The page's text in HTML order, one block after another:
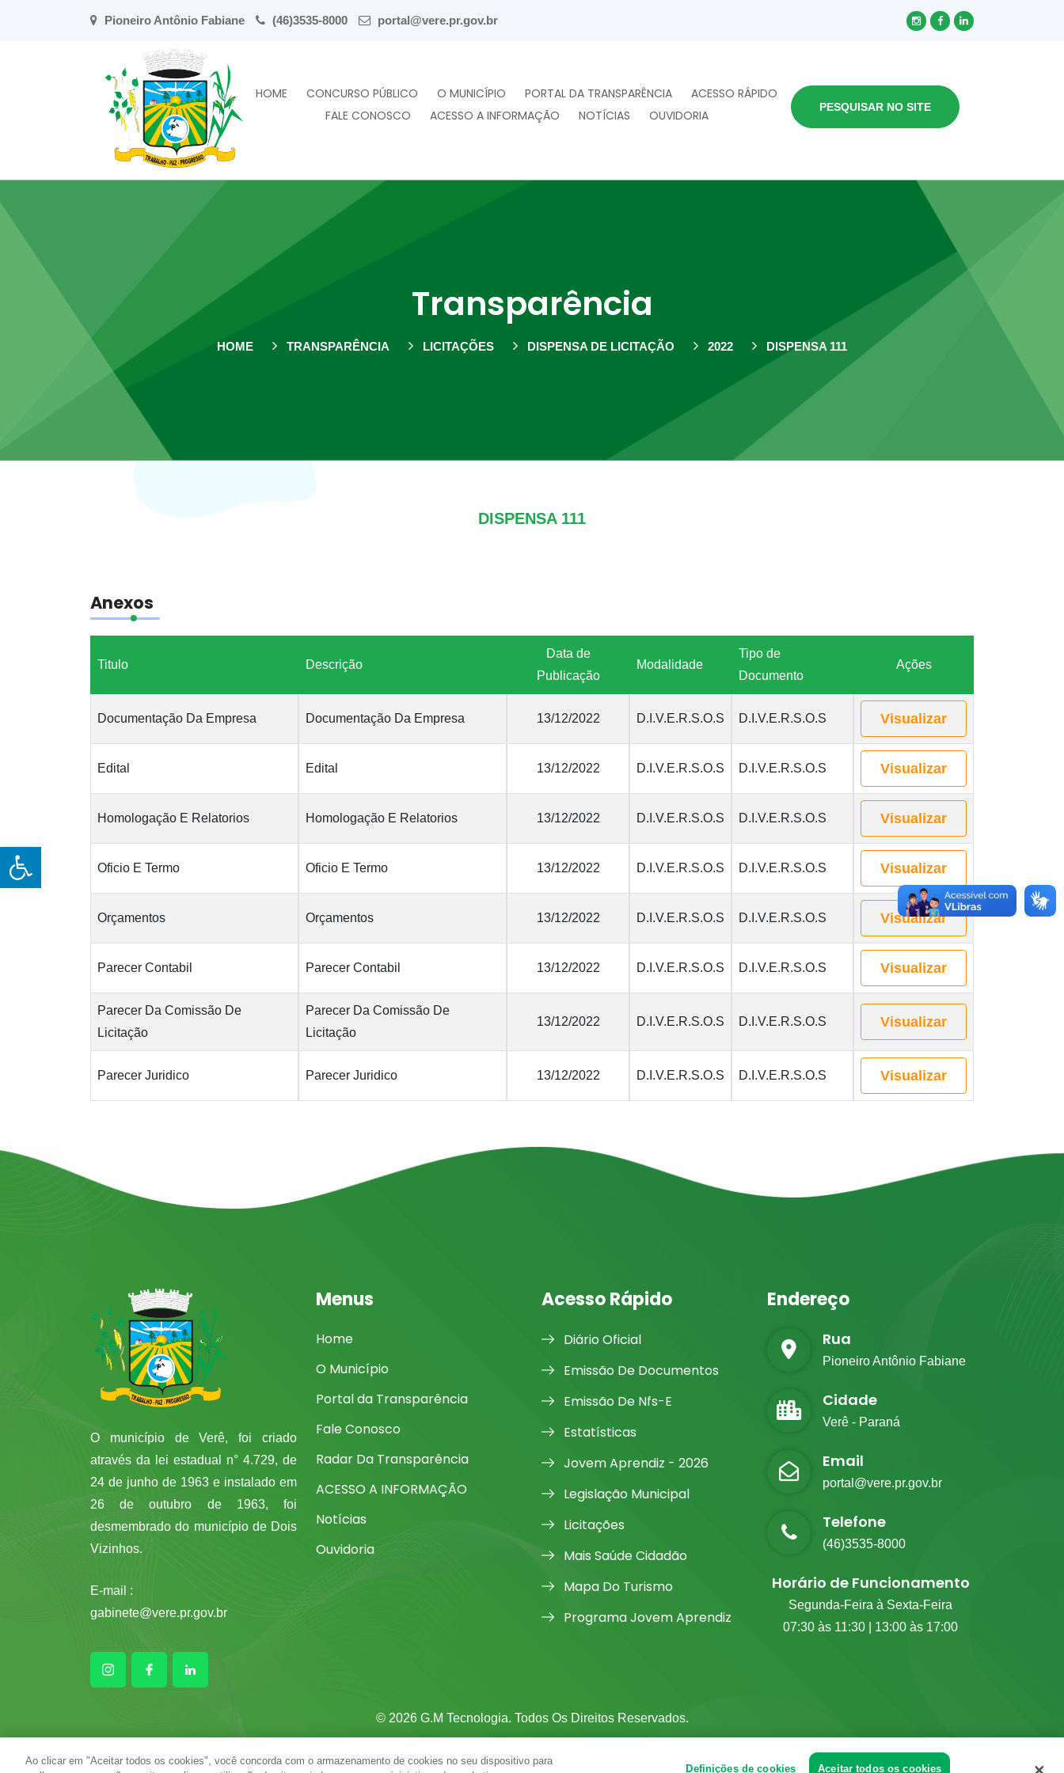
Open toolbar
Pioneiro Antônio Fabiane (46)3535-8000 portal@vere.pr.gov.br
HOME CONCURSO PÚBLICO O MUNICÍPIO PORTAL DA TRANSPARÊNCIA
ACESSO RÁPIDO
FALE CONOSCO
ACESSO A INFORMAÇÃO NOTÍCIAS OUVIDORIA
PESQUISAR NO SITE
Transparência
HOME TRANSPARÊNCIA LICITAÇÕES DISPENSA DE LICITAÇÃO 2022 DISPENSA 111
DISPENSA 111
Anexos
Titulo Descrição
Data de
Publicação
Modalidade
Tipo de
Documento
Ações
Documentação Da Empresa Documentação Da Empresa 13/12/2022 D.I.V.E.R.S.O.S D.I.V.E.R.S.O.S Visualizar
Edital Edital 13/12/2022 D.I.V.E.R.S.O.S D.I.V.E.R.S.O.S Visualizar
Homologação E Relatorios Homologação E Relatorios 13/12/2022 D.I.V.E.R.S.O.S D.I.V.E.R.S.O.S Visualizar
Oficio E Termo Oficio E Termo 13/12/2022 D.I.V.E.R.S.O.S D.I.V.E.R.S.O.S Visualizar
Orçamentos Orçamentos 13/12/2022 D.I.V.E.R.S.O.S D.I.V.E.R.S.O.S Visualizar
Parecer Contabil Parecer Contabil 13/12/2022 D.I.V.E.R.S.O.S D.I.V.E.R.S.O.S Visualizar
Parecer Da Comissão De
Licitação
Parecer Da Comissão De
Licitação
13/12/2022 D.I.V.E.R.S.O.S D.I.V.E.R.S.O.S Visualizar
Parecer Juridico Parecer Juridico 13/12/2022 D.I.V.E.R.S.O.S D.I.V.E.R.S.O.S Visualizar
O município de Verê, foi criado
através da lei estadual n° 4.729, de
24 de junho de 1963 e instalado em
26 de outubro de 1963, foi
desmembrado do município de Dois
Vizinhos.
E-mail :
gabinete@vere.pr.gov.br
Menus
Home
O Município
Portal da Transparência
Fale Conosco
Radar Da Transparência
ACESSO A INFORMAÇÃO
Notícias
Ouvidoria
Acesso Rápido
Diário Oficial
Emissão De Documentos
Emissão De Nfs-E
Estatísticas
Jovem Aprendiz - 2026
Legislação Municipal
Licitações
Mais Saúde Cidadão
Mapa Do Turismo
Programa Jovem Aprendiz
Endereço
Rua
Pioneiro Antônio Fabiane
Cidade
Verê - Paraná
Email
portal@vere.pr.gov.br
Telefone
(46)3535-8000
Horário de Funcionamento
Segunda-Feira à Sexta-Feira
07:30 às 11:30 | 13:00 às 17:00
© 2026 G.M Tecnologia. Todos Os Direitos Reservados.
Ao clicar em "Aceitar todos os cookies", você concorda com o armazenamento de cookies no seu dispositivo para
Definições de cookies Aceitar todos os cookies